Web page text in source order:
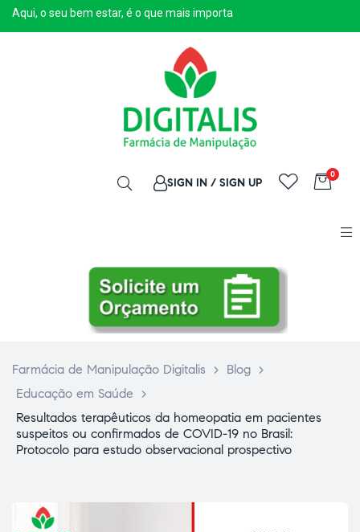
Aqui, o seu bem estar, é o que mais importa
SIGN IN / SIGN UP
0
Farmácia de Manipulação Digitalis > Blog >
Educação em Saúde
>
Resultados terapêuticos da homeopatia em pacientes
suspeitos ou confirmados de COVID-19 no Brasil:
Protocolo para estudo observacional prospectivo